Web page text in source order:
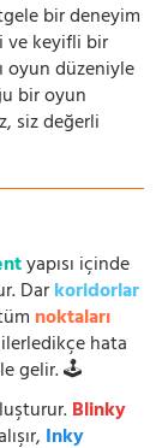
bir deneyim
ve keyifli bir
oyun düzeniyle
bir oyun
siz değerli
yapısı içinde
Darkoridorlar
noktaları
hata
gelir. 🕹️
Blinky
Inky